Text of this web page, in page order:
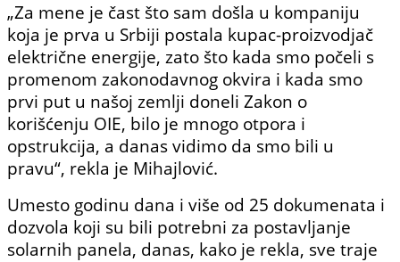
„Za mene je čast što sam došla u kompaniju
koja je prva u Srbiji postala kupac-proizvodjač
električne energije, zato što kada smo počeli s
promenom zakonodavnog okvira i kada smo
prvi put u našoj zemlji doneli Zakon o
korišćenju OIE, bilo je mnogo otpora i
opstrukcija, a danas vidimo da smo bili u
pravu“, rekla je Mihajlović.
Umesto godinu dana i više od 25 dokumenata i
dozvola koji su bili potrebni za postavljanje
solarnih panela, danas, kako je rekla, sve traje